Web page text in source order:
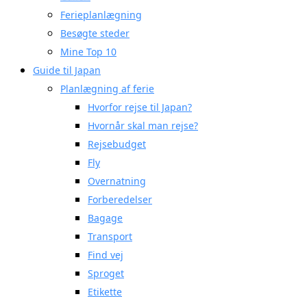
Ferieplanlægning
Besøgte steder
Mine Top 10
Guide til Japan
Planlægning af ferie
Hvorfor rejse til Japan?
Hvornår skal man rejse?
Rejsebudget
Fly
Overnatning
Forberedelser
Bagage
Transport
Find vej
Sproget
Etikette